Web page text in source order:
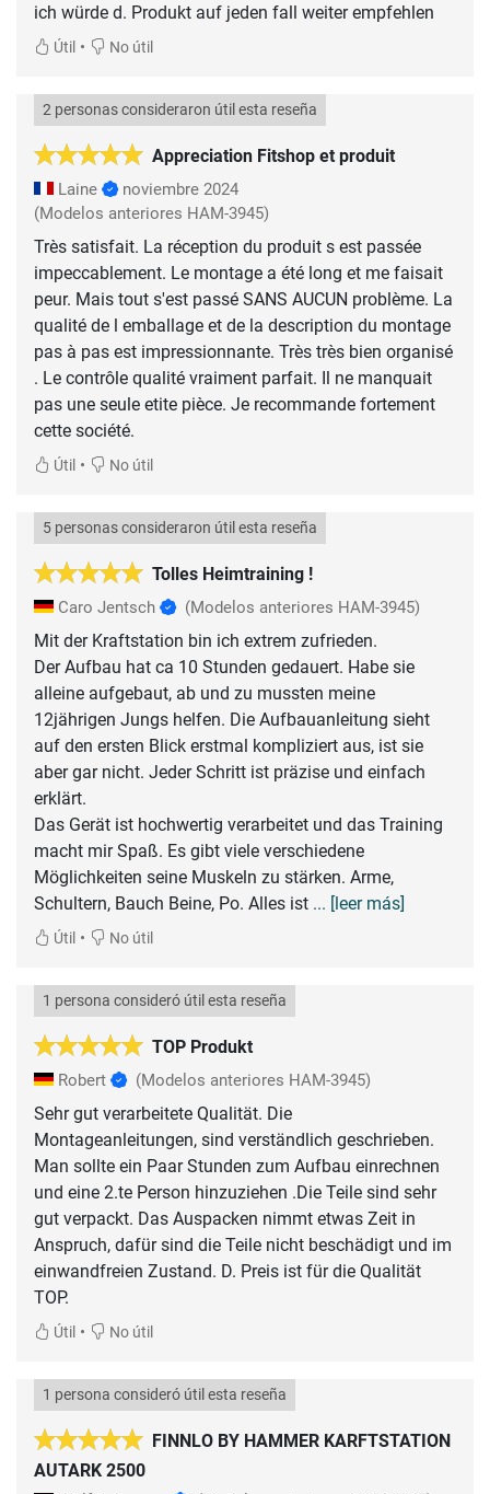
Útil • No útil
Appreciation Fitshop et produit
2 personas consideraron útil esta reseña
Laine
noviembre 2024
(Modelos anteriores HAM-3945)
Très satisfait. La réception du produit s est passée
impeccablement. Le montage a été long et me faisait
peur. Mais tout s'est passé SANS AUCUN problème. La
qualité de l emballage et de la description du montage
pas à pas est impressionnante. Très très bien organisé
. Le contrôle qualité vraiment parfait. Il ne manquait
pas une seule etite pièce. Je recommande fortement
cette société.
Útil • No útil
Tolles Heimtraining !
5 personas consideraron útil esta reseña
Caro Jentsch (Modelos anteriores HAM-3945)
Mit der Kraftstation bin ich extrem zufrieden.
Der Aufbau hat ca 10 Stunden gedauert. Habe sie
alleine aufgebaut, ab und zu mussten meine
12jährigen Jungs helfen. Die Aufbauanleitung sieht
auf den ersten Blick erstmal kompliziert aus, ist sie
aber gar nicht. Jeder Schritt ist präzise und einfach
erklärt.
Das Gerät ist hochwertig verarbeitet und das Training
macht mir Spaß. Es gibt viele verschiedene
Möglichkeiten seine Muskeln zu stärken. Arme,
Schultern, Bauch Beine, Po. Alles ist ... [leer más]
Útil • No útil
TOP Produkt
1 persona consideró útil esta reseña
Robert (Modelos anteriores HAM-3945)
Sehr gut verarbeitete Qualität. Die
Montageanleitungen, sind verständlich geschrieben.
Man sollte ein Paar Stunden zum Aufbau einrechnen
und eine 2.te Person hinzuziehen .Die Teile sind sehr
gut verpackt. Das Auspacken nimmt etwas Zeit in
Anspruch, dafür sind die Teile nicht beschädigt und im
einwandfreien Zustand. D. Preis ist für die Qualität
Útil • No útil
FINNLO BY HAMMER KARFTSTATION
AUTARK 2500
1 persona consideró útil esta reseña